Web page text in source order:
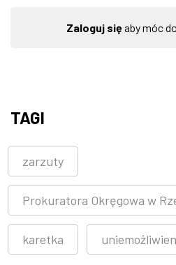
Zaloguj sięaby móc
TAGI
zarzuty
Prokuratora Okręgowa w
karetka